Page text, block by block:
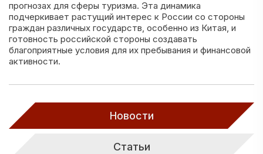
прогнозах для сферы туризма. Эта динамика
подчеркивает растущий интерес к России со стороны
граждан различных государств, особенно из Китая, и
готовность российской стороны создавать
благоприятные условия для их пребывания и финансовой
активности.
Новости
Статьи